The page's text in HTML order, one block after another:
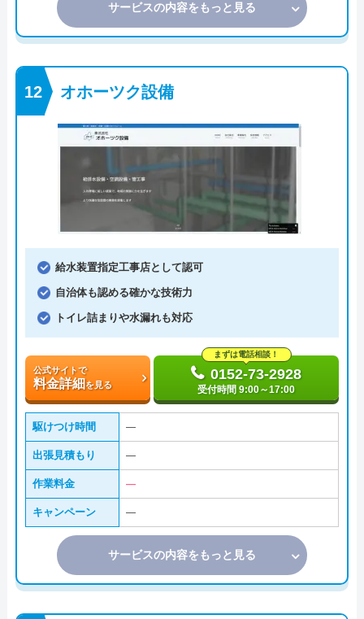
サービスの内容をもっと見る
オホーツク設備
給水装置指定工事店として認可
自治体も認める確かな技術力
トイレ詰まりや水漏れも対応
公式サイトで
料金詳細を見る
まずは電話相談！
0152-73-2928
受付時間 9:00～17:00
駆けつけ時間 ―
出張見積もり ―
作業料金 ―
キャンペーン ―
サービスの内容をもっと見る